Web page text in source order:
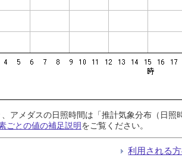
アメダスの日照時間は「推計気象分布（日
ごとの値の補足説明をご覧ください。
利用される